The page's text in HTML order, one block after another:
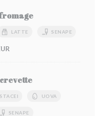
LATTE SENAPE
UOVA
SENAPE